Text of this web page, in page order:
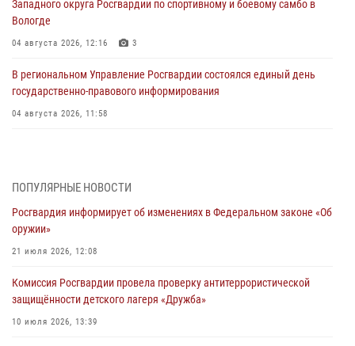
Западного округа Росгвардии по спортивному и боевому самбо в
Вологде
04 августа 2026, 12:16 3
В региональном Управление Росгвардии состоялся единый день
государственно-правового информирования
04 августа 2026, 11:58
03 августа 2026, 17:21
21 единицу оружия изъяли Псковские росгвардейцы за неделю
03 августа 2026, 14:10
безопасности во время празднования Дня ВДВ
ПОПУЛЯРНЫЕ НОВОСТИ
Росгвардия информирует об изменениях в Федеральном законе «Об
оружии»
21 июля 2026, 12:08
Комиссия Росгвардии провела проверку антитеррористической
защищённости детского лагеря «Дружба»
10 июля 2026, 13:39